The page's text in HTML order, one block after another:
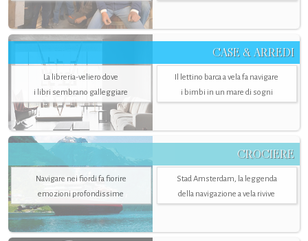
CASE & ARREDI
La libreria-veliero dove
i libri sembrano galleggiare
Il lettino barca a vela fa navigare
i bimbi in un mare di sogni
CROCIERE
Navigare nei fiordi fa fiorire
emozioni profondissime
Stad Amsterdam, la leggenda
della navigazione a vela rivive